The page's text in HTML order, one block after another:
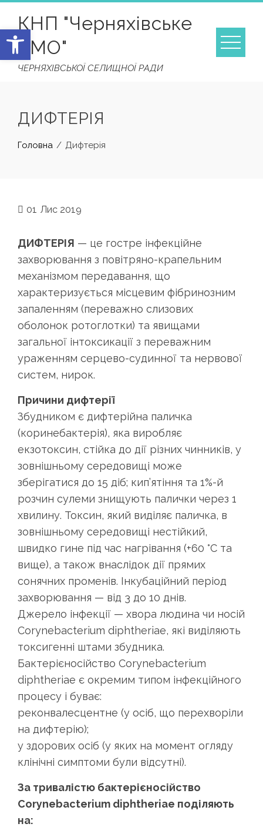
content
КНП "Черняхівське
ТМО"
ЧЕРНЯХІВСЬКОЇ СЕЛИЩНОЇ РАДИ
ДИФТЕРІЯ
Головна Дифтерія
01 Лис 2019
ДИФТЕРІЯ — це гостре інфекційне
захворювання з повітряно-крапельним
механізмом передавання, що
характеризується місцевим фібринозним
запаленням (переважно слизових
оболонок ротоглотки) та явищами
загальної інтоксикації з переважним
ураженням серцево-судинної та нервової
систем, нирок.
Причини дифтерії
Збудником є дифтерійна паличка
(коринебактерія), яка виробляє
екзотоксин, стійка до дії різних чинників, у
зовнішньому середовищі може
зберігатися до 15 діб; кип’ятіння та 1%-й
розчин сулеми знищують палички через 1
хвилину. Токсин, який виділяє паличка, в
зовнішньому середовищі нестійкий,
швидко гине під час нагрівання (+60 °С та
вище), а також внаслідок дії прямих
сонячних променів. Інкубаційний період
захворювання — від 3 до 10 днів.
Джерело інфекції — хвора людина чи носій
Corynebacterium diphtheriae, які виділяють
токсигенні штами збудника.
Бактерієносійство Corynebacterium
diphtheriae є окремим типом інфекційного
процесу і буває:
реконвалесцентне (у осіб, що перехворіли
на дифтерію);
у здорових осіб (у яких на момент огляду
клінічні симптоми були відсутні).
За тривалістю бактерієносійство
Corynebacterium diphtheriae поділяють
на:
Відкрити Панель інструментів